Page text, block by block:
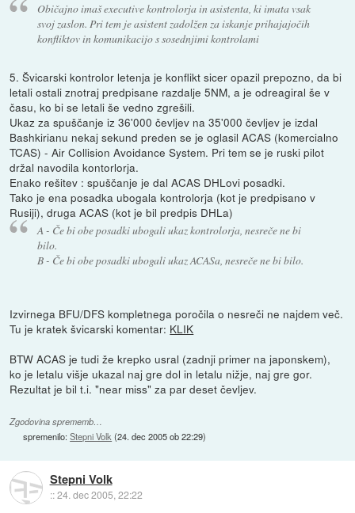
Običajno imaš executive kontrolorja in asistenta, ki imata vsak
svoj zaslon. Pri tem je asistent zadolžen za iskanje prihajajočih
konfliktov in komunikacijo s sosednjimi kontrolami
5. Švicarski kontrolor letenja je konflikt sicer opazil prepozno, da bi
letali ostali znotraj predpisane razdalje 5NM, a je odreagiral še v
času, ko bi se letali še vedno zgrešili.
Ukaz za spuščanje iz 36'000 čevljev na 35'000 čevljev je izdal
Bashkirianu nekaj sekund preden se je oglasil ACAS (komercialno
TCAS) - Air Collision Avoidance System. Pri tem se je ruski pilot
držal navodila kontorlorja.
Enako rešitev : spuščanje je dal ACAS DHLovi posadki.
Tako je ena posadka ubogala kontrolorja (kot je predpisano v
Rusiji), druga ACAS (kot je bil predpis DHLa)
A - Če bi obe posadki ubogali ukaz kontrolorja, nesreče ne bi
bilo.
B - Če bi obe posadki ubogali ukaz ACASa, nesreče ne bi bilo.
Izvirnega BFU/DFS kompletnega poročila o nesreči ne najdem več.
Tu je kratek švicarski komentar: KLIK
BTW ACAS je tudi že krepko usral (zadnji primer na japonskem),
ko je letalu višje ukazal naj gre dol in letalu nižje, naj gre gor.
Rezultat je bil t.i. "near miss" za par deset čevljev.
Zgodovina sprememb…
spremenilo:Stepni Volk (24. dec 2005 ob 22:29)
Stepni Volk
::24. dec 2005, 22:22